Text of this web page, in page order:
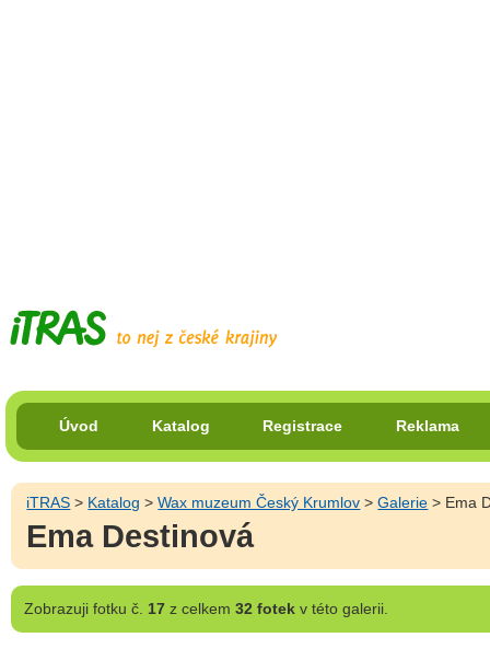
Úvod Katalog Registrace Reklama
iTRAS > Katalog >Wax muzeum Český Krumlov >Galerie > Ema
Ema Destinová
Zobrazujifotku č. 17z celkem 32 fotekv této galerii.